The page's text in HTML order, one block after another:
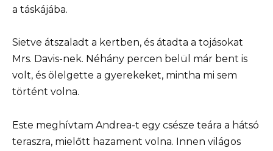
a táskájába.
Sietve átszaladt a kertben, és átadta a tojásokat
Mrs. Davis-nek. Néhány percen belül már bent is
volt, és ölelgette a gyerekeket, mintha mi sem
történt volna.
Este meghívtam Andrea-t egy csésze teára a hátsó
teraszra, mielőtt hazament volna. Innen világos